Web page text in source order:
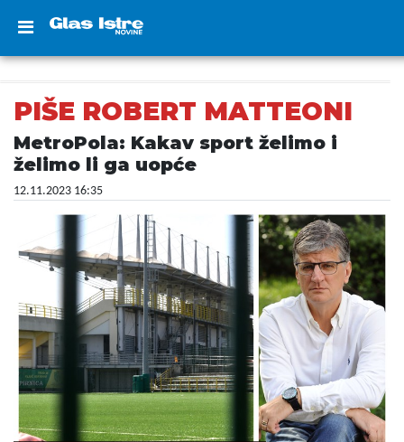
PIŠE ROBERT MATTEONI
MetroPola: Kakav sport želimo i
želimo li ga uopće
12.11.2023 16:35